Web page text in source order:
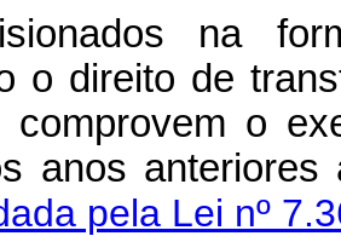
na
o direito de
comprovem o
anos
pela Lei nº